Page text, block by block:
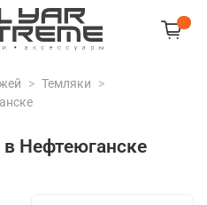
Темляки
Нефтеюганске